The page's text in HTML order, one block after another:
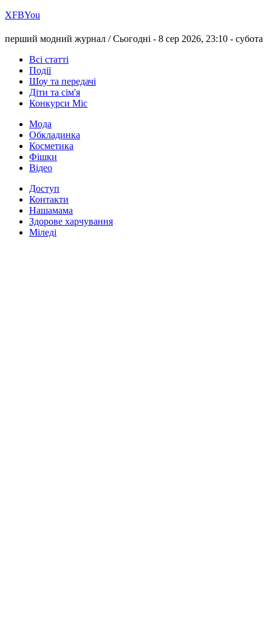
ХFBYou
перший модний журнал /Сьогодні - 8 сер 2026, 23:10 - субота
Всі статті
Події
Шоу та передачі
Діти та сім'я
Конкурси Міс
Мода
Обкладинка
Косметика
Фішки
Відео
Доступ
Контакти
Нашамама
Здорове харчування
Міледі